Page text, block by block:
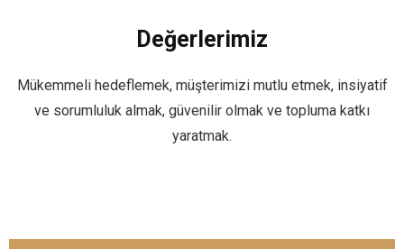
Değerlerimiz
Mükemmeli hedeflemek, müşterimizi mutlu etmek, insiyatif
ve sorumluluk almak, güvenilir olmak ve topluma katkı
yaratmak.